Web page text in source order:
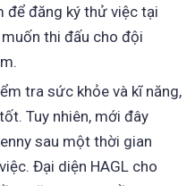
để đăng ký thử việc tại
thi đấu cho đội
tra sức khỏe và kĩ năng,
Tuy nhiên, mới đây
sau một thời gian
Đại diện HAGL cho